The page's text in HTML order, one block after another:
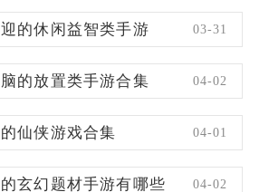
的休闲益智类手游 03-31
的放置类手游合集 04-02
仙侠游戏合集 04-01
玄幻题材手游有哪些 04-02